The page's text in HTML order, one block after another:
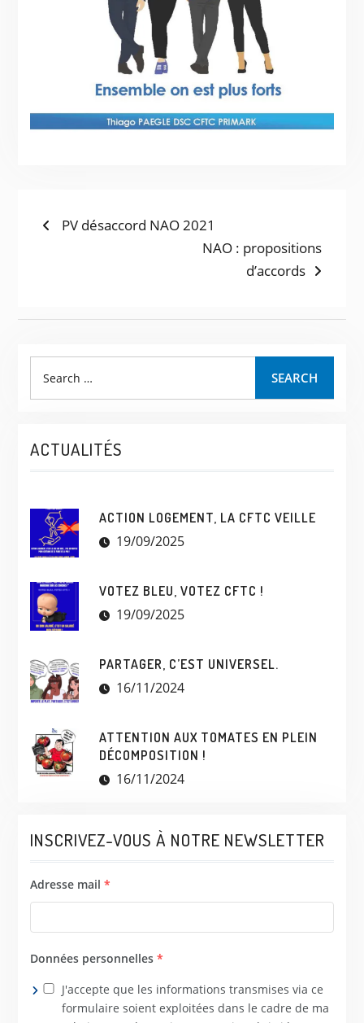
PV désaccord NAO 2021
NAO : propositions
d’accords
SEARCH
ACTUALITÉS
ACTION LOGEMENT, LA CFTC VEILLE
19/09/2025
VOTEZ BLEU, VOTEZ CFTC !
19/09/2025
PARTAGER, C’EST UNIVERSEL.
16/11/2024
ATTENTION AUX TOMATES EN PLEIN
DÉCOMPOSITION !
16/11/2024
INSCRIVEZ-VOUS À NOTRE NEWSLETTER
Adresse mail *
Données personnelles *
J'accepte que les informations transmises via ce
formulaire soient exploitées dans le cadre de ma